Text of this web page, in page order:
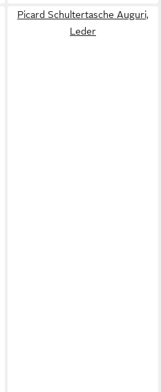
Picard Schultertasche Auguri,
Leder